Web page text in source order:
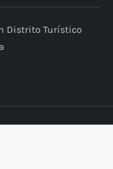
Distrito Turístico